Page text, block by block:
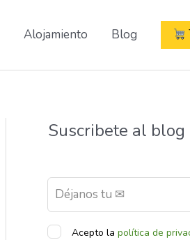
Alojamiento Blog
Suscribete al blog
Acepto la política de